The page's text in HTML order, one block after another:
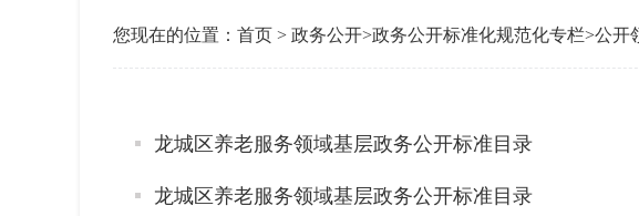
您现在的位置： 首页 > 政务公开>政务公开标准化规范化专栏>公开
龙城区养老服务领域基层政务公开标准目录
龙城区养老服务领域基层政务公开标准目录